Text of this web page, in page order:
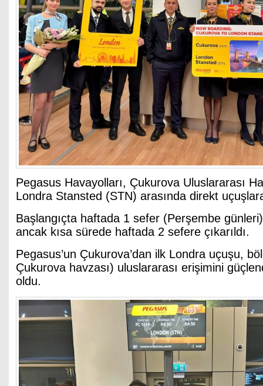
Pegasus Havayolları, Çukurova Uluslararası
Londra Stansted (STN) arasında direkt
Başlangıçta haftada 1 sefer (Perşembe
ancak kısa sürede haftada 2 sefere çıkarıldı.
Pegasus’un Çukurova’dan ilk Londra uçuşu,
Çukurova havzası) uluslararası erişimini
oldu.